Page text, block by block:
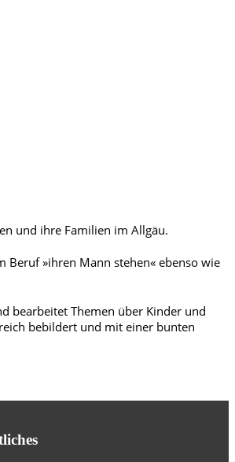
und ihre Familien im Allgäu.
Beruf »ihren Mann stehen« ebenso wie
bearbeitet Themen über Kinder und
bebildert und mit einer bunten